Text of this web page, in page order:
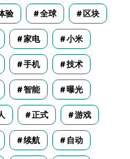
验 全球 区块
家电 小米
手机 技术
智能 曝光
正式 游戏
续航 自动